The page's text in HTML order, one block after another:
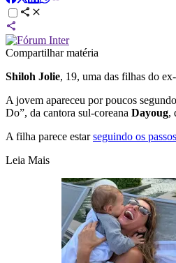
Compartilhar matéria
Shiloh Jolie, 19, uma das filhas do
A jovem apareceu por poucos
Do”, da cantora sul-coreana Dayoug,
A filha parece estarseguindo os
Leia Mais